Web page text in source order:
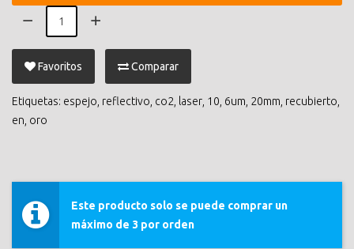
Favoritos Comparar
Etiquetas: espejo reflectivo co2 laser 10 6um 20mm recubierto
en oro
Este producto solo se puede comprar un
máximo de 3 por orden